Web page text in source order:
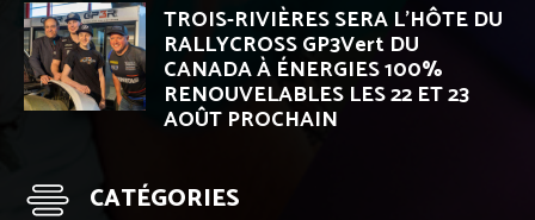
TROIS-RIVIÈRES SERA L’HÔTE DU
RALLYCROSS GP3Vert DU
CANADA À ÉNERGIES 100%
RENOUVELABLES LES 22 ET 23
AOÛT PROCHAIN
CATÉGORIES